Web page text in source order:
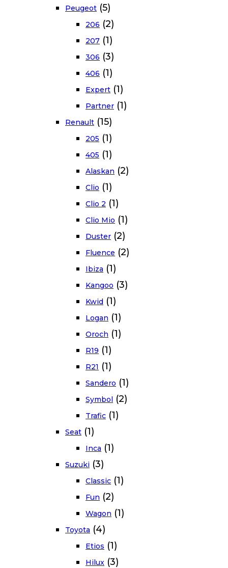
Peugeot (5)
206 (2)
207 (1)
306 (3)
406 (1)
Expert (1)
Partner (1)
Renault (15)
205 (1)
405 (1)
Alaskan (2)
Clio (1)
Clio 2 (1)
Clio Mio (1)
Duster (2)
Fluence (2)
Ibiza (1)
Kangoo (3)
Kwid (1)
Logan (1)
Oroch (1)
R19 (1)
R21 (1)
Sandero (1)
Symbol (2)
Trafic (1)
Seat (1)
Inca (1)
Suzuki (3)
Classic (1)
Fun (2)
Wagon (1)
Toyota (4)
Etios (1)
Hilux (3)